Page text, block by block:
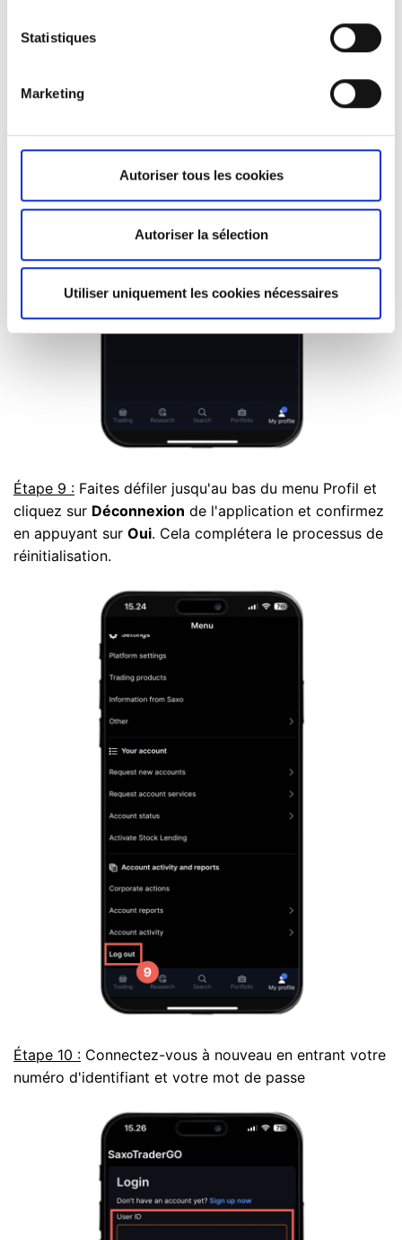
politique de cookies. Consultez
notre politique en
Statistiques
Marketing
Autoriser tous les cookies
Autoriser la sélection
Utiliser uniquement les cookies nécessaires
Étape 9 : Faites défiler jusqu'au bas du menu Profil et
cliquez sur Déconnexion de l'application et confirmez
en appuyant sur Oui. Cela complétera le processus de
réinitialisation.
Étape 10 : Connectez-vous à nouveau en entrant votre
numéro d'identifiant et votre mot de passe